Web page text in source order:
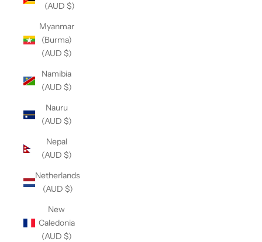
(AUD $)
Myanmar
(Burma)
(AUD $)
Namibia
(AUD $)
Nauru
(AUD $)
Nepal
(AUD $)
Netherlands
(AUD $)
New
Caledonia
(AUD $)